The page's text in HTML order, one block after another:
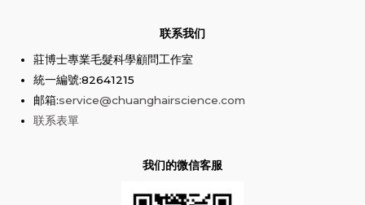
联系我们
莊博士專業毛髮科學顧問工作室
統一編號:82641215
邮箱:service@chuanghairscience.com
联系表單
我们的微信客服